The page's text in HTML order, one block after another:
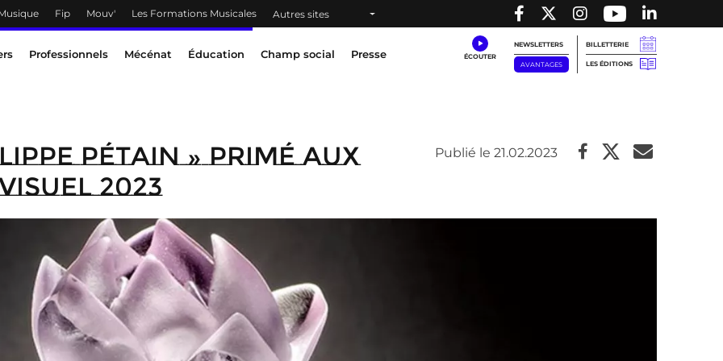
Fip Mouv' Les Formations Musicales Autres sites
Professionnels Mécénat Éducation Champ social Presse
NEWSLETTERS
AVANTAGES
BILLETTERIE
LES ÉDITIONS
Pétain » primé aux
2023
Publié le 21.02.2023